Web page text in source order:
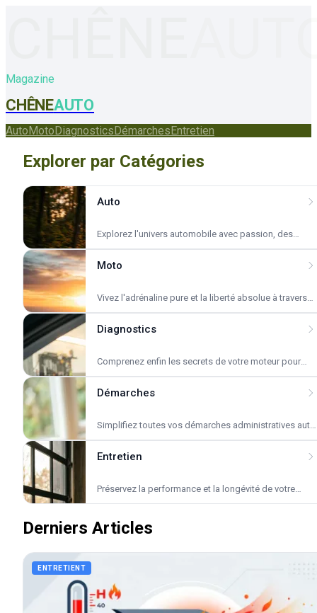
Magazine
CHÊNEAUTO
Auto Moto Diagnostics Démarches Entretien
Explorer par Catégories
Auto
Explorez l'univers automobile avec passion, des
classiques intemporels aux innovations
technologiques de demain.
Moto
Vivez l'adrénaline pure et la liberté absolue à travers
notre sélection de machines d'exception.
Diagnostics
Comprenez enfin les secrets de votre moteur pour
rouler en toute sérénité.
Démarches
Simplifiez toutes vos démarches administratives auto
avec nos guides clairs et experts.
Entretien
Préservez la performance et la longévité de votre
véhicule avec nos conseils d'experts passionnés.
Derniers Articles
ENTRETIENT